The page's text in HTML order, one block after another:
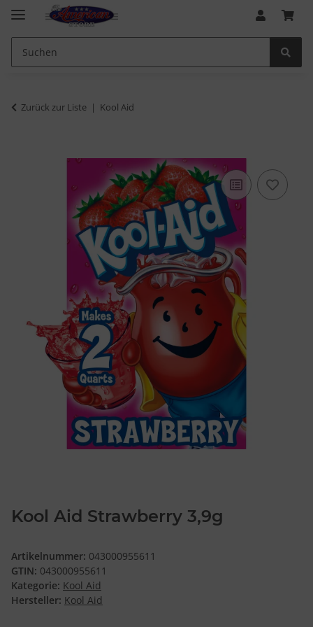
Zurück zur Liste Kool Aid
Kool Aid Strawberry 3,9g
Artikelnummer: 043000955611
GTIN: 043000955611
Kategorie: Kool Aid
Hersteller: Kool Aid